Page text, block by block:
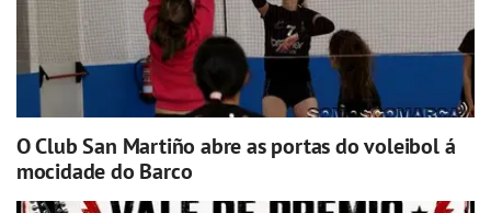
O Club San Martiño abre as portas do voleibol á
mocidade do Barco